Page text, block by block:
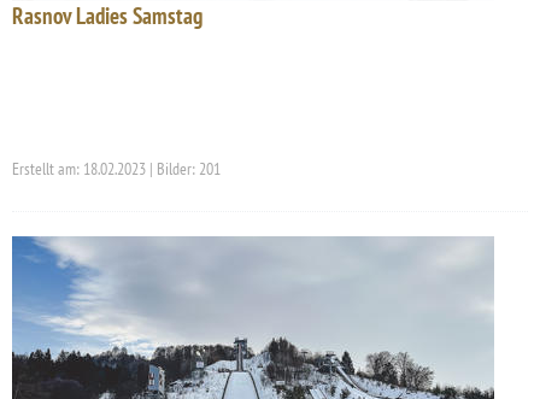
Rasnov Ladies Samstag
Erstellt am: 18.02.2023 | Bilder: 201